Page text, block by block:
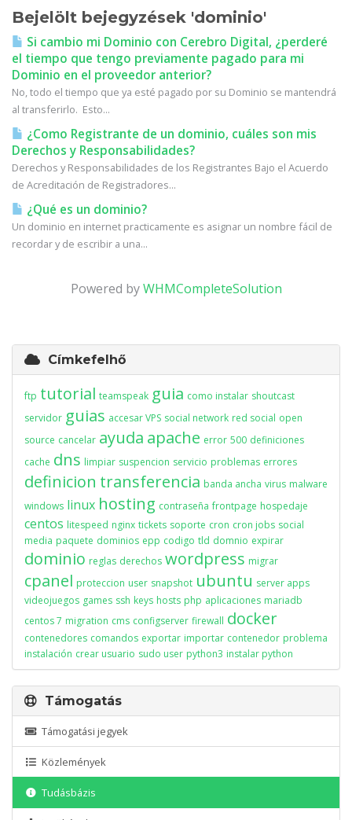
Bejelölt bejegyzések 'dominio'
Si cambio mi Dominio con Cerebro Digital, ¿perderé
el tiempo que tengo previamente pagado para mi
Dominio en el proveedor anterior?
No, todo el tiempo que ya esté pagado por su Dominio se mantendrá
al transferirlo. Esto...
¿Como Registrante de un dominio, cuáles son mis
Derechos y Responsabilidades?
Derechos y Responsabilidades de los Registrantes Bajo el Acuerdo
de Acreditación de Registradores...
¿Qué es un dominio?
Un dominio en internet practicamente es asignar un nombre fácil de
recordar y de escribir a una...
Powered byWHMCompleteSolution
Címkefelhő
ftp tutorial teamspeak guia como instalar shoutcast
servidor guias accesar VPS social network red social open
source cancelar ayuda apache error 500 definiciones
cache dns limpiar suspencion servicio problemas errores
definicion transferencia banda ancha virus malware
windows linux hosting contraseña frontpage hospedaje
centos litespeed nginx tickets soporte cron cron jobs social
media paquete dominios epp codigo tld domnio expirar
dominio reglas derechos wordpress migrar
cpanel proteccion user snapshot ubuntu server apps
videojuegos games ssh keys hosts php aplicaciones mariadb
centos 7 migration cms configserver firewall docker
contenedores comandos exportar importar contenedor problema
instalación crear usuario sudo user python3 instalar python
Támogatás
Támogatási jegyek
Közlemények
Tudásbázis